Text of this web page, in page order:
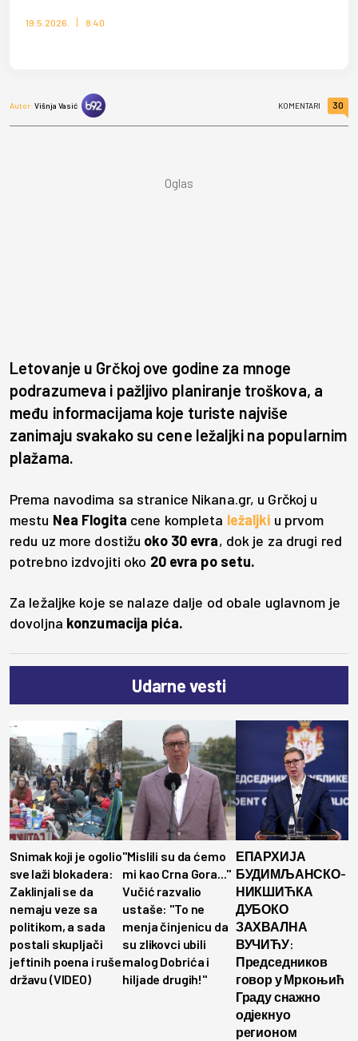
19.5.2026. 8:40
Autor:Višnja Vasić KOMENTARI 30
Letovanje u Grčkoj ove godine za mnoge
podrazumeva i pažljivo planiranje troškova, a
među informacijama koje turiste najviše
zanimaju svakako su cene ležaljki na popularnim
plažama.
Prema navodima sa stranice Nikana.gr, u Grčkoj u
mestu Nea Flogita cene kompleta ležaljki u prvom
redu uz more dostižu oko 30 evra, dok je za drugi red
potrebno izdvojiti oko 20 evra po setu.
Za ležaljke koje se nalaze dalje od obale uglavnom je
dovoljna konzumacija pića.
Udarne vesti
Snimak koji je ogolio
sve laži blokadera:
Zaklinjali se da
nemaju veze sa
politikom, a sada
postali skupljači
jeftinih poena i ruše
državu (VIDEO)
"Mislili su da ćemo
mi kao Crna Gora..."
Vučić razvalio
ustaše: "To ne
menja činjenicu da
su zlikovci ubili
malog Dobrića i
hiljade drugih!"
ЕПАРХИЈА
БУДИМЉАНСКО-
НИКШИЋКА
ДУБОКО
ЗАХВАЛНА
ВУЧИЋУ:
Председников
говор у Мркоњић
Граду снажно
одјекнуо
регионом